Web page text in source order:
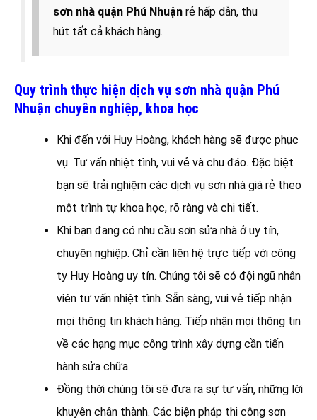
sơn nhà quận Phú Nhuận rẻ hấp dẫn, thu
hút tất cả khách hàng.
Quy trình thực hiện dịch vụ sơn nhà quận Phú
Nhuận chuyên nghiệp, khoa học
Khi đến với Huy Hoàng, khách hàng sẽ được phục
vụ. Tư vấn nhiệt tình, vui vẻ và chu đáo. Đặc biệt
bạn sẽ trải nghiệm các dịch vụ sơn nhà giá rẻ theo
một trình tự khoa học, rõ ràng và chi tiết.
Khi bạn đang có nhu cầu sơn sửa nhà ở uy tín,
chuyên nghiệp. Chỉ cần liên hệ trực tiếp với công
ty Huy Hoàng uy tín. Chúng tôi sẽ có đội ngũ nhân
viên tư vấn nhiệt tình. Sẵn sàng, vui vẻ tiếp nhận
mọi thông tin khách hàng. Tiếp nhận mọi thông tin
về các hạng mục công trình xây dựng cần tiến
hành sửa chữa.
Đồng thời chúng tôi sẽ đưa ra sự tư vấn, những lời
khuyên chân thành. Các biện pháp thi công sơn